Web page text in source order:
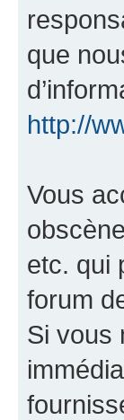
que
http://
Vous
etc. qui
forum
Si vous